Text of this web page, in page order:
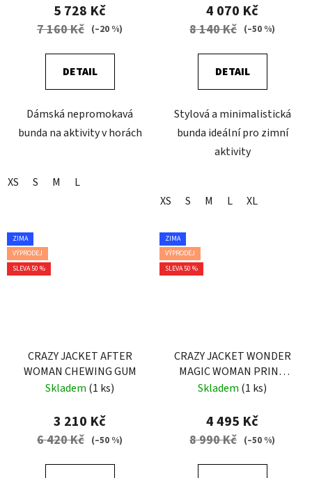
5 728 Kč
7 160 Kč (–20 %)
DETAIL
Dámská nepromokavá
bunda na aktivity v horách
XS S M L
4 070 Kč
8 140 Kč (–50 %)
DETAIL
Stylová a minimalistická
bunda ideální pro zimní
aktivity
XS S M L XL
ZIMA
VÝPRODEJ
SLEVA 50 %
CRAZY JACKET AFTER
WOMAN CHEWING GUM
Skladem (1 ks)
3 210 Kč
6 420 Kč (–50 %)
ZIMA
VÝPRODEJ
SLEVA 50 %
CRAZY JACKET WONDER
MAGIC WOMAN PRINT
LEILA BLUE
Skladem (1 ks)
4 495 Kč
8 990 Kč (–50 %)